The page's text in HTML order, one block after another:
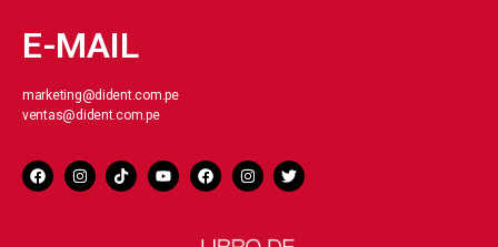
E-MAIL
marketing@dident.com.pe
ventas@dident.com.pe